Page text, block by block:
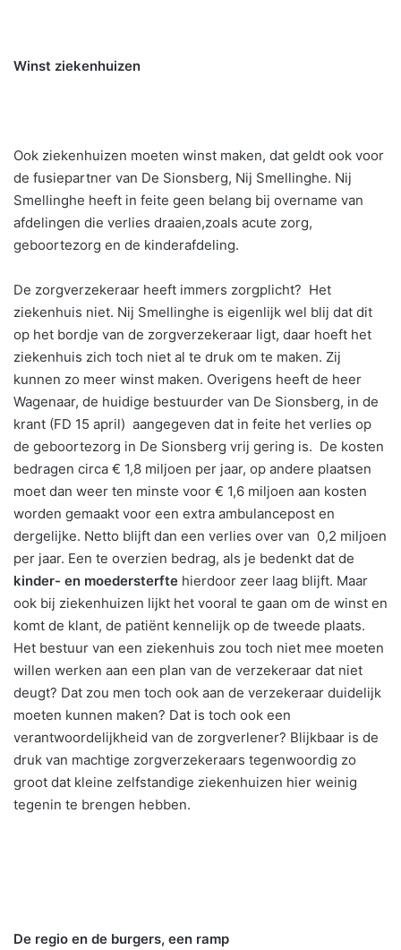
Winst ziekenhuizen
Ook ziekenhuizen moeten winst maken, dat geldt ook voor
de fusiepartner van De Sionsberg, Nij Smellinghe. Nij
Smellinghe heeft in feite geen belang bij overname van
afdelingen die verlies draaien,zoals acute zorg,
geboortezorg en de kinderafdeling.
De zorgverzekeraar heeft immers zorgplicht? Het
ziekenhuis niet. Nij Smellinghe is eigenlijk wel blij dat dit
op het bordje van de zorgverzekeraar ligt, daar hoeft het
ziekenhuis zich toch niet al te druk om te maken. Zij
kunnen zo meer winst maken. Overigens heeft de heer
Wagenaar, de huidige bestuurder van De Sionsberg, in de
krant (FD 15 april) aangegeven dat in feite het verlies op
de geboortezorg in De Sionsberg vrij gering is. De kosten
bedragen circa € 1,8 miljoen per jaar, op andere plaatsen
moet dan weer ten minste voor € 1,6 miljoen aan kosten
worden gemaakt voor een extra ambulancepost en
dergelijke. Netto blijft dan een verlies over van 0,2 miljoen
per jaar. Een te overzien bedrag, als je bedenkt dat de
kinder- en moedersterfte hierdoor zeer laag blijft. Maar
ook bij ziekenhuizen lijkt het vooral te gaan om de winst en
komt de klant, de patiënt kennelijk op de tweede plaats.
Het bestuur van een ziekenhuis zou toch niet mee moeten
willen werken aan een plan van de verzekeraar dat niet
deugt? Dat zou men toch ook aan de verzekeraar duidelijk
moeten kunnen maken? Dat is toch ook een
verantwoordelijkheid van de zorgverlener? Blijkbaar is de
druk van machtige zorgverzekeraars tegenwoordig zo
groot dat kleine zelfstandige ziekenhuizen hier weinig
tegenin te brengen hebben.
De regio en de burgers, een ramp